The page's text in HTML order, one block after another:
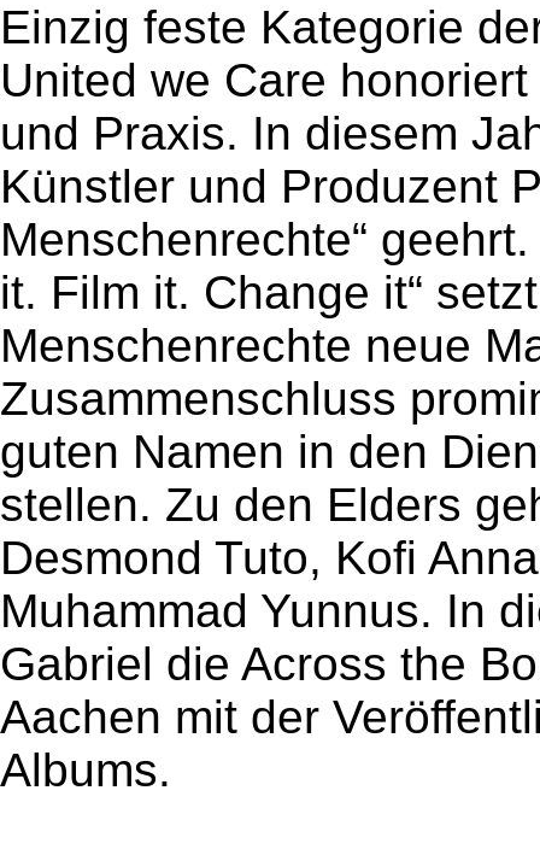
Einzig feste Kategorie
United we Care
und Praxis. In diesem
Künstler und Produzent
Menschenrechte“
it. Film it. Change it“
Menschenrechte neue
Zusammenschluss
guten Namen in den
stellen. Zu den Elders
Desmond Tuto, Kofi
Muhammad Yunnus. In
Gabriel die Across the
Aachen mit der
Albums.